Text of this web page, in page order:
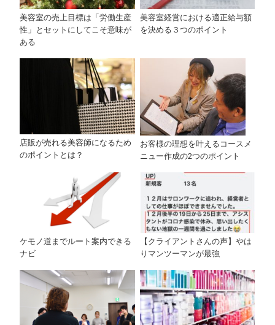
美容室の売上目標は「労働生産
性」とセットにしてこそ意味が
ある
美容室経営における適正給与額
を決める３つのポイント
店販が売れる美容師になるため
のポイントとは？
お客様の理想を叶えるコースメ
ニュー作成の2つのポイント
ケモノ道までルート案内できる
ナビ
【クライアントさんの声】やは
りマンツーマンが最強